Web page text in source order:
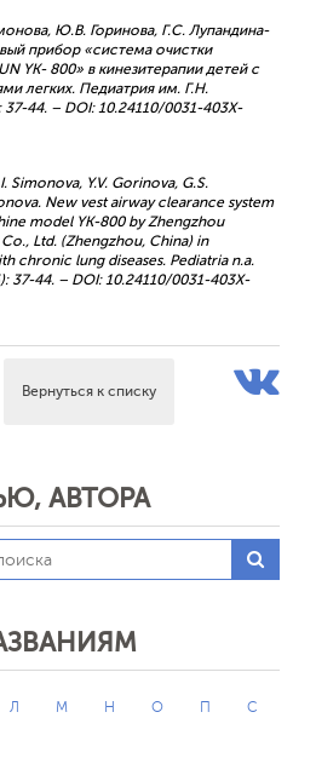
Ю.В. Горинова, Г.С. Лупандина-
прибор «система очистки
YK- 800» в кинезитерапии детей с
легких. Педиатрия им. Г.Н.
44. – DOI: 10.24110/0031-403X-
Simonova, Y.V. Gorinova, G.S.
New vest airway clearance system
model YK-800 by Zhengzhou
Ltd. (Zhengzhou, China) in
chronic lung diseases. Pediatria n.a.
37-44. – DOI: 10.24110/0031-403X-
Вернуться к списку
АВТОРА
Л М Н О П С